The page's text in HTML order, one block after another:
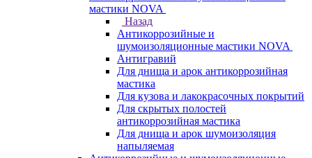
мастики NOVA
Назад
Антикоррозийные и
шумоизоляционные мастики NOVA
Антигравий
Для днища и арок антикоррозийная
мастика
Для кузова и лакокрасочных покрытий
Для скрытых полостей
антикоррозийная мастика
Для днища и арок шумоизоляция
напыляемая